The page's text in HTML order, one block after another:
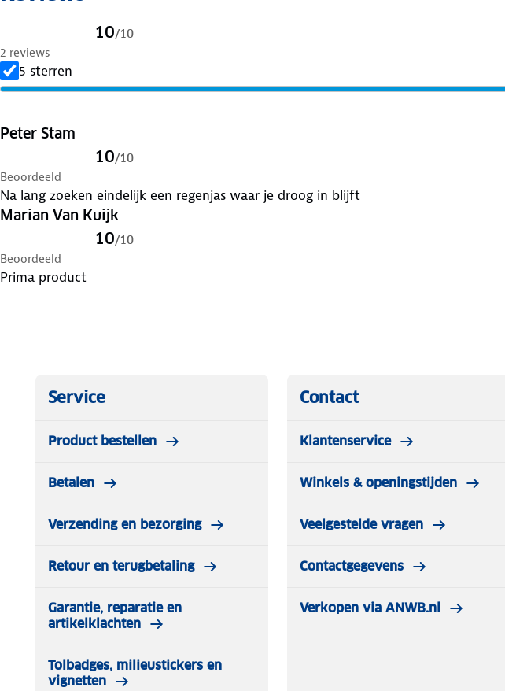
10/10
2 reviews
5 sterren
Peter Stam
10/10
Beoordeeld
Na lang zoeken eindelijk een regenjas waar je droog in blijft
Marian Van Kuijk
10/10
Beoordeeld
Prima product
Service
Product bestellen
Betalen
Verzending en bezorging
Retour en terugbetaling
Garantie, reparatie en
artikelklachten
Tolbadges, milieustickers en
vignetten
Contact
Klantenservice
Winkels & openingstijden
Veelgestelde vragen
Contactgegevens
Verkopen via ANWB.nl